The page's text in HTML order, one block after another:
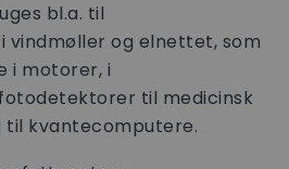
bl.a. til
vindmøller og elnettet, som
i motorer, i
til medicinsk
til kvantecomputere.